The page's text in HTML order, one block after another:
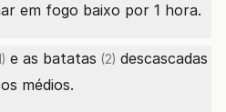
em fogo baixo por 1 hora.
e as batatas (2) descascadas
médios.